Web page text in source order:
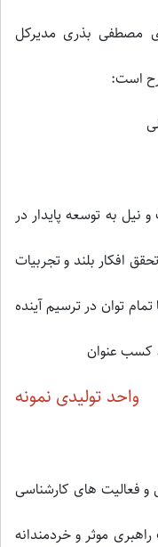
مصطفی بذری مدیرکل
است:
نیل به توسعه پایدار در
افکار بلند و تجربیات
توان در ترسیم آینده
کسب عنوان
نمونه
فعالیت های کارشناسی
موثر و خردمندانه